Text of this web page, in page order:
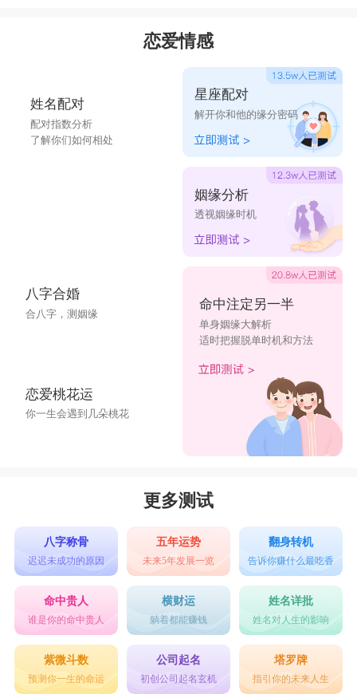
恋爱情感
姓名配对
配对指数分析
了解你们如何相处
八字合婚
合八字，测姻缘
恋爱桃花运
你一生会遇到几朵桃花
星座配对
解开你和他的缘分密码
姻缘分析
透视姻缘时机
命中注定另一半
单身姻缘大解析
适时把握脱单时机和方法
更多测试
八字称骨
迟迟未成功的原因
五年运势
未来5年发展一览
翻身转机
告诉你赚什么最吃香
命中贵人
谁是你的命中贵人
横财运
躺着都能赚钱
姓名详批
姓名对人生的影响
紫微斗数
预测你一生的命运
公司起名
初创公司起名玄机
塔罗牌
指引你的未来人生